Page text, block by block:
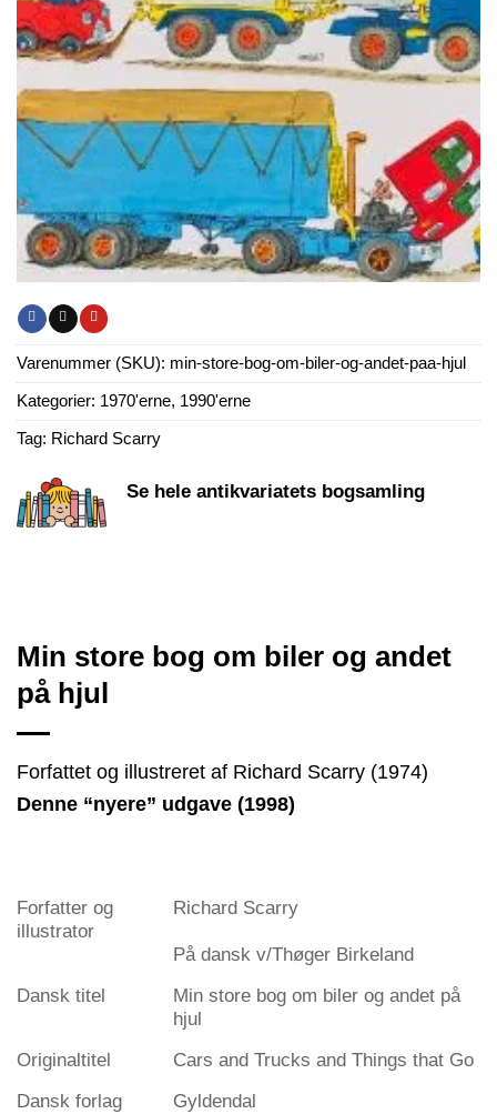
Varenummer (SKU): min-store-bog-om-biler-og-andet-paa-hjul
Kategorier: 1970'erne, 1990'erne
Tag: Richard Scarry
Se hele antikvariatets bogsamling
Min store bog om biler og andet
på hjul
Forfattet og illustreret af Richard Scarry (1974)
Denne “nyere” udgave (1998)
Forfatter og
illustrator
Richard Scarry
På dansk v/Thøger Birkeland
Dansk titel
Min store bog om biler og andet på
hjul
Originaltitel
Cars and Trucks and Things that Go
Dansk forlag
Gyldendal